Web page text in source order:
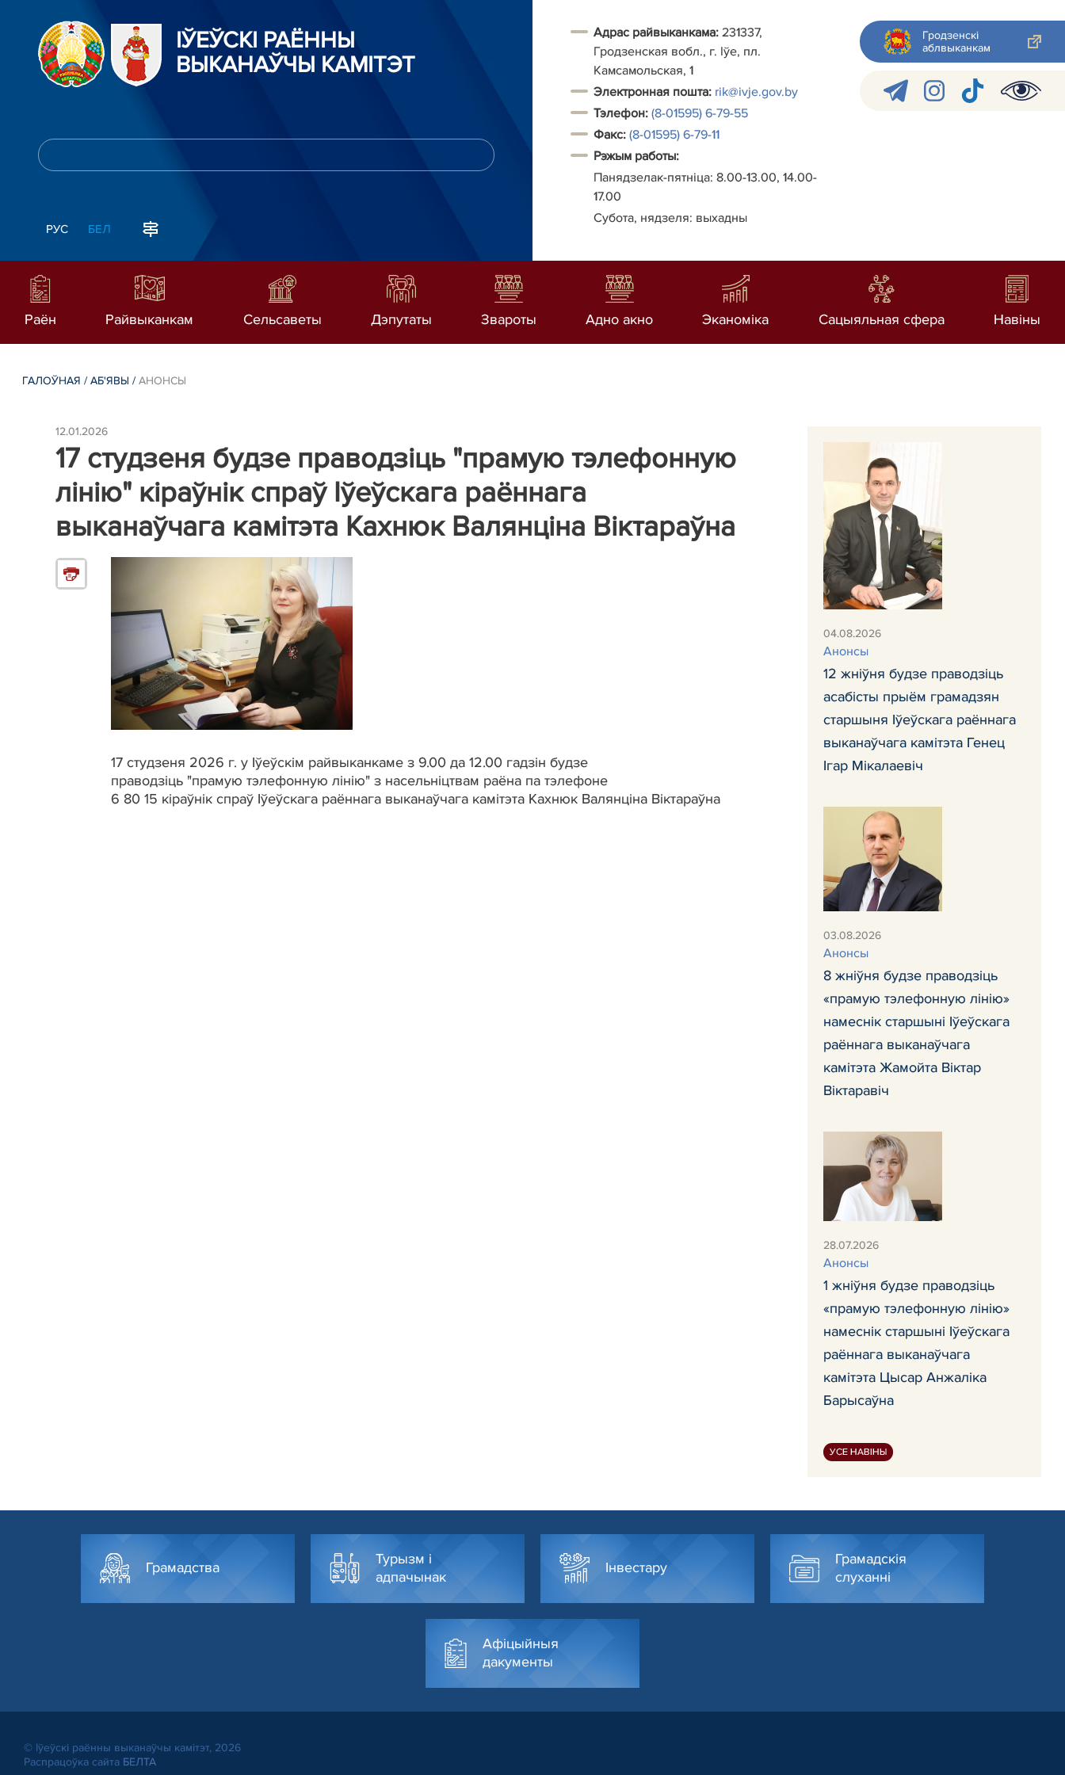
ІЎЕЎСКІ РАЁННЫ
ВЫКАНАЎЧЫ КАМІТЭТ
РУС БЕЛ
Адрас райвыканкама: 231337,
Гродзенская вобл., г. Іўе, пл.
Камсамольская, 1
Электронная пошта: rik@ivje.gov.by
Тэлефон: (8-01595) 6-79-55
Факс: (8-01595) 6-79-11
Рэжым работы:
Панядзелак-пятніца: 8.00-13.00, 14.00-
17.00
Субота, нядзеля: выхадны
Гродзенскі
аблвыканкам
Раён Райвыканкам Сельсаветы Дэпутаты Звароты Адно акно Эканоміка Сацыяльная сфера Навiны
ГАЛОЎНАЯ /АБ'ЯВЫ /АНОНСЫ
12.01.2026
17 студзеня будзе праводзіць "прамую тэлефонную
лінію" кіраўнік спраў Іўеўскага раённага
выканаўчага камітэта Кахнюк Валянціна Віктараўна
17 студзеня 2026 г. у Іўеўскім райвыканкаме з 9.00 да 12.00 гадзін будзе
праводзіць "прамую тэлефонную лінію" з насельніцтвам раёна па тэлефоне
6 80 15 кіраўнік спраў Іўеўскага раённага выканаўчага камітэта Кахнюк Валянціна Віктараўна
04.08.2026
Анонсы
12 жніўня будзе праводзіць
асабісты прыём грамадзян
старшыня Іўеўскага раённага
выканаўчага камітэта Генец
Ігар Мікалаевіч
03.08.2026
Анонсы
8 жніўня будзе праводзіць
«прамую тэлефонную лінію»
намеснік старшыні Іўеўскага
раённага выканаўчага
камітэта Жамойта Віктар
Віктаравіч
28.07.2026
Анонсы
1 жніўня будзе праводзіць
«прамую тэлефонную лінію»
намеснік старшыні Іўеўскага
раённага выканаўчага
камітэта Цысар Анжаліка
Барысаўна
УСЕ НАВІНЫ
Грамадства
Турызм і
адпачынак
Інвестару
Грамадскія
слуханні
Афіцыйныя
дакументы
© Іўеўскі раённы выканаўчы камітэт, 2026
Распрацоўка сайта БЕЛТА